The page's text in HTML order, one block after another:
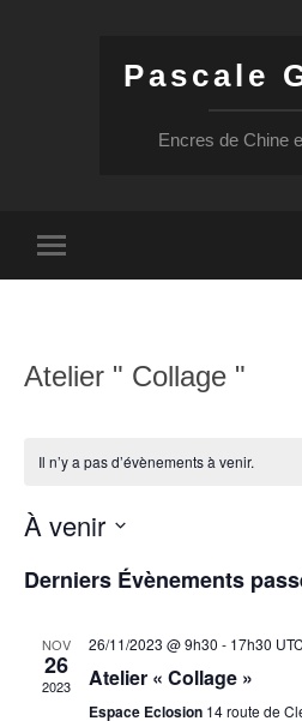
Pascale
Encres de Chine
mobile
Atelier " Collage "
Il n’y a pas d’évènements à venir.
À venir
une
date.
Derniers Évènements
NOV
26
2023
26/11/2023 @ 9h30 - 17h30
Atelier « Collage »
Espace Eclosion 14 route de